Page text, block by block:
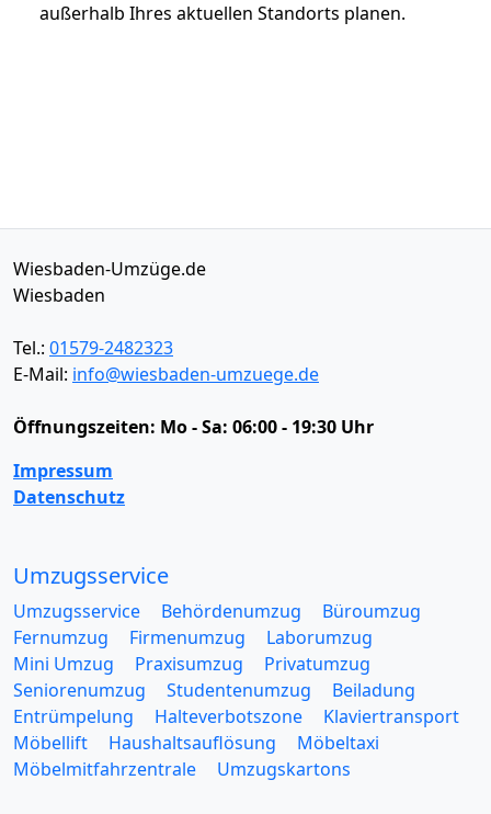
außerhalb Ihres aktuellen Standorts planen.
Wiesbaden-Umzüge.de
Wiesbaden
Tel.: 01579-2482323
E-Mail: info@wiesbaden-umzuege.de
Öffnungszeiten: Mo - Sa: 06:00 - 19:30 Uhr
Impressum
Datenschutz
Umzugsservice
Umzugsservice Behördenumzug
Büroumzug
Fernumzug
Firmenumzug
Laborumzug
Mini Umzug
Praxisumzug
Privatumzug
Seniorenumzug
Studentenumzug
Beiladung
Entrümpelung
Halteverbotszone
Klaviertransport
Möbellift
Haushaltsauflösung
Möbeltaxi
Möbelmitfahrzentrale
Umzugskartons